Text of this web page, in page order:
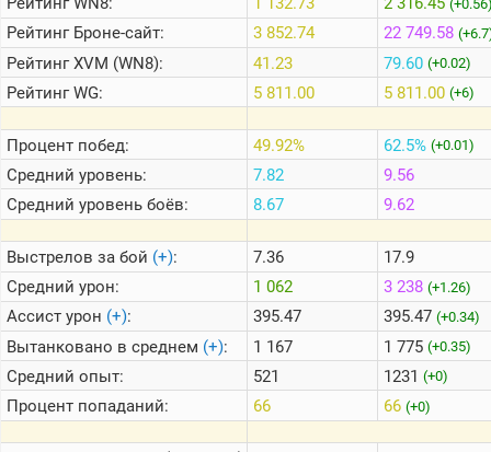
Теlegram
ВК
Портал
Мира
РейтингБроне-сайт:
РейтингXVM (WN8):
РейтингWG:
Процент побед:
Средний уровень:
Средний уровень боёв:
Выстрелов за бой (+):
Средний урон:
Ассист урон (+):
Вытанковано в среднем (+):
Средний опыт:
Процент попаданий:
3 852.74
41.23
5 811.00
49.92%
7.82
8.67
7.36
1 062
395.47
1 167
521
66
22 749.58
79.60 (+0.02)
5 811.00 (+6)
62.5% (+0.01)
9.56
9.62
17.9
3 238 (+1.26)
395.47 (+0.34)
1 775 (+0.35)
1231 (+0)
66 (+0)